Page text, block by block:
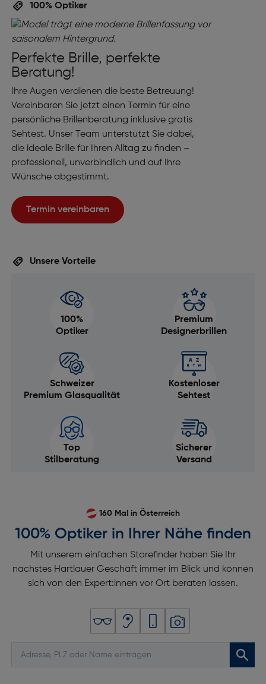
100% Optiker
Perfekte Brille, perfekte
Beratung!
Ihre Augen verdienen die beste Betreuung!
Vereinbaren Sie jetzt einen Termin für eine
persönliche Brillenberatung inklusive gratis
Sehtest. Unser Team unterstützt Sie dabei,
die ideale Brille für Ihren Alltag zu finden –
professionell, unverbindlich und auf Ihre
Wünsche abgestimmt.
Termin vereinbaren
Unsere Vorteile
100%
Optiker
Premium
Designerbrillen
Schweizer
Premium Glasqualität
Kostenloser
Sehtest
Top
Stilberatung
Sicherer
Versand
160 Mal in Österreich
100% Optiker in Ihrer Nähe finden
Mit unserem einfachen Storefinder haben Sie Ihr
nächstes Hartlauer Geschäft immer im Blick und können
sich von den Expert:innen vor Ort beraten lassen.